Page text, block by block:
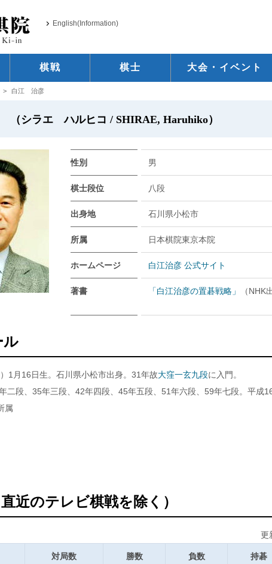
English(Information)
棋戦 棋士 大会・イベント
白江 治彦
（シラエ ハルヒコ / SHIRAE, Haruhiko）
性別 男
棋士段位 八段
出身地 石川県小松市
所属 日本棋院東京本院
ホームページ 白江治彦 公式サイト
著書 「白江治彦の置碁戦略」
（NHK
ル
1月16日生。石川県小松市出身。31年故大窪一玄九段に入門。
二段、35年三段、42年四段、45年五段、51年六段、59年七段。平成16
属
近のテレビ棋戦を除く）
更
対局数 勝数 負数 持碁